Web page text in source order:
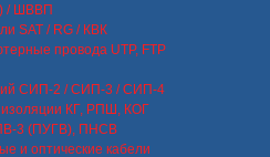
/ ШВВП
SAT / RG / КВК
провода UTP, FTP
СИП-2 / СИП-3 / СИП-4
изоляции КГ, РПШ, КОГ
3 (ПУГВ), ПНСВ
и оптические кабели